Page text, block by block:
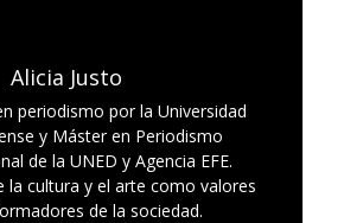
Alicia Justo
periodismo por la Universidad
y Máster en Periodismo
de la UNED y Agencia EFE.
la cultura y el arte como valores
de la sociedad.